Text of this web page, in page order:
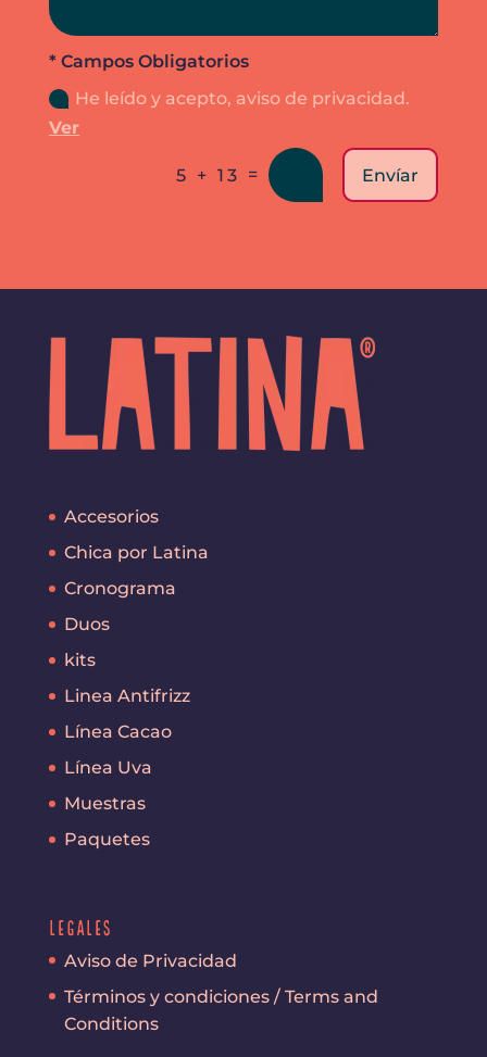
* Campos Obligatorios
He leído y acepto, aviso de privacidad.
Ver
5 + 13 = Envíar
Accesorios
Chica por Latina
Cronograma
Duos
kits
Linea Antifrizz
Línea Cacao
Línea Uva
Muestras
Paquetes
Legales
Aviso de Privacidad
Términos y condiciones / Terms and
Conditions